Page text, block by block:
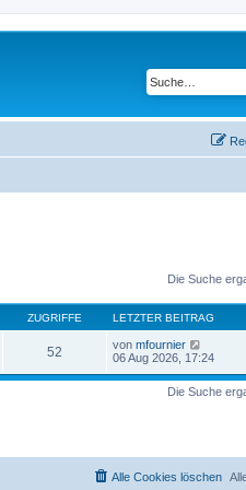
Die Suche
ZUGRIFFE LETZTER BEITRAG
52 von mfournier
06 Aug 2026, 17:24
Die Suche
Alle Cookies löschen